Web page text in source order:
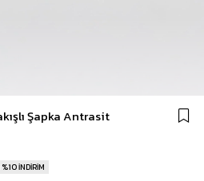
Şapka Antrasit
İNDİRİM